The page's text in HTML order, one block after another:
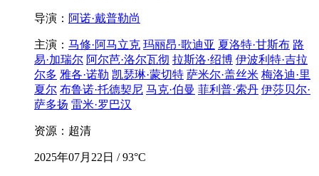
导演： 阿诺·戴普勒尚
主演： 马修·阿马立克 玛丽昂·歌迪亚 夏洛特·甘斯布 路
易·加瑞尔 阿尔芭·洛尔瓦彻 拉斯洛·绍博 伊波利特·吉拉
尔多 雅各·诺勒 凯瑟琳·蒙切特 萨米尔·盖丝米 梅洛迪·里
夏尔 布鲁诺·托德契尼 马克·伯曼 菲利普·索丹 伊莎贝尔·
萨多扬 雷米·罗巴汉
资源：超清
2025年07月22日 / 93°C